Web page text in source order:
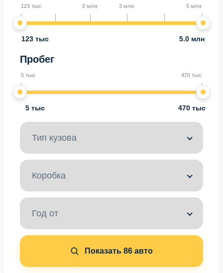
123 тыс 5.0 млн
123 тыс 2 млн 3 млн 5 млн
Пробег
5 тыс 470 тыс
5 тыс 470 тыс
Тип кузова
Коробка
Год от
Показать 86авто